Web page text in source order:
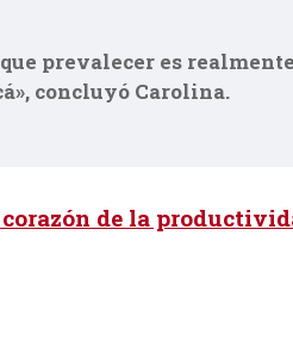
prevalecer es
concluyó Carolina.
corazón de la